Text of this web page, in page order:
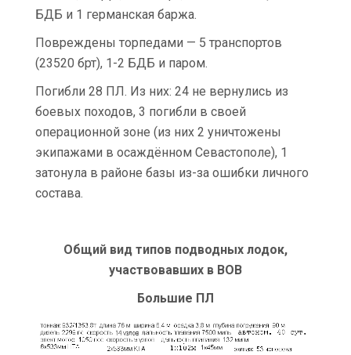
БДБ и 1 германская баржа.
Повреждены торпедами — 5 транспортов
(23520 брт), 1-2 БДБ и паром.
Погибли 28 ПЛ. Из них: 24 не вернулись из
боевых походов, 3 погибли в своей
операционной зоне (из них 2 уничтожены
экипажами в осаждённом Севастополе), 1
затонула в районе базы из-за ошибки личного
состава.
Общий вид типов подводных лодок,
участвовавших в ВОВ
Большие ПЛ